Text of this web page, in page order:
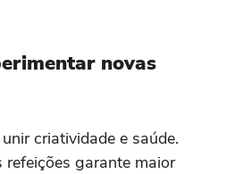
novas
criatividade e saúde.
refeições garante maior